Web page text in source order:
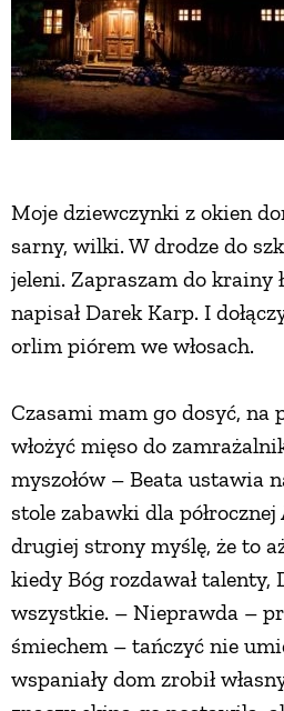
Moje dziewczynki z okien
sarny, wilki. W drodze do
jeleni. Zapraszam do krainy
napisał Darek Karp. I
orlim piórem we włosach.
Czasami mam go dosyć, na
włożyć mięso do
myszołów – Beata ustawia
stole zabawki dla
drugiej strony myślę, że to
kiedy Bóg rozdawał talenty,
wszystkie. – Nieprawda –
śmiechem – tańczyć nie
wspaniały dom zrobił